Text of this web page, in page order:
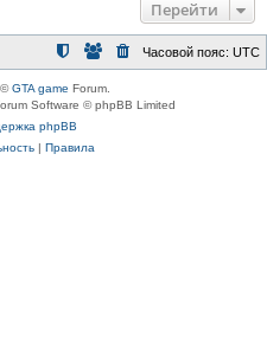
Перейти
Часовой пояс: UTC
©GTA game Forum.
Software © phpBB Limited
phpBB
| Правила